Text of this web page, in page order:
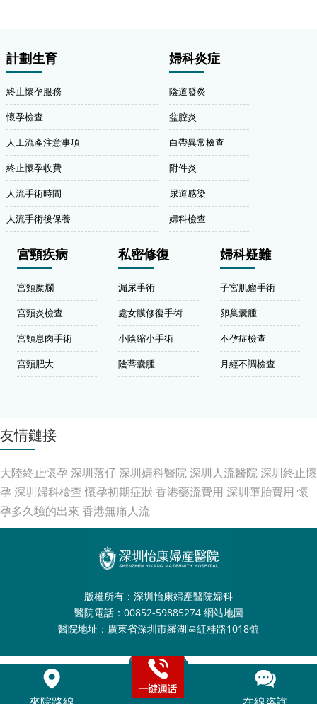
計劃生育
終止懷孕服務
懷孕檢查
人工流產注意事項
終止懷孕收費
人流手術時間
人流手術後保養
婦科炎症
陰道發炎
盆腔炎
白帶異常檢查
附件炎
尿道感染
婦科檢查
宮頸疾病
宮頸糜爛
宮頸炎檢查
宮頸息肉手術
宮頸肥大
私密修復
漏尿手術
處女膜修復手術
小陰縮小手術
陰蒂囊腫
婦科疑難
子宮肌瘤手術
卵巢囊腫
不孕症檢查
月經不調檢查
友情鏈接
大陸終止懷孕 深圳落仔深圳婦科醫院深圳人流醫院深圳終止懷
孕 深圳婦科檢查 懷孕初期症狀 香港藥流費用 深圳墮胎費用 懷
孕多久驗的出來 香港無痛人流
版權所有：深圳怡康婦產醫院婦科
醫院電話：00852-59885274 網站地圖
醫院地址：廣東省深圳市羅湖區紅桂路1018號